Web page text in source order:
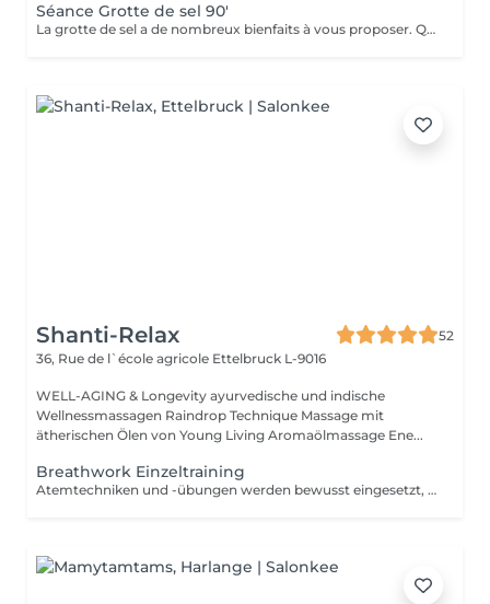
Séance Grotte de sel 90'
La grotte de sel a de nombreux bienfaits à vous proposer. Que ce soit pour un moment de relaxation ou pour soulager des troubles respiratoires, lutter contre les toxines, diminuer l'anxiété, améliorer le sommeil ou l'état de fatigue, ou même bénéficier des bienfaits pour la beauté de la peau et sa reminéralisation ! Transats, plaids, coussins et infusions vous y attendront.
Shanti-Relax
52
36, Rue de l`école agricole Ettelbruck L-9016
WELL-AGING & Longevity ayurvedische und indische
Wellnessmassagen Raindrop Technique Massage mit
ätherischen Ölen von Young Living Aromaölmassage Ene...
Breathwork Einzeltraining
Atemtechniken und -übungen werden bewusst eingesetzt, um dein Wohlbefinden zu verbessern, Stress abzubauen und ganz nach ayurvedischer Sicht ein Gefühl von erweitertem Bewusstsein zu erlangen (Sattva). Im Einzelsetting oder in der Gruppe erarbeiten wir zusammen dein eigenes Ziel das du erreichen möchtest: Entspannung, dein Energie Niveau steigern, Emotionale Verarbeitung verschiedenster Ereignisse in deinem Leben, die spirituelle Erweiterung, bessere Schlafqualität, ....